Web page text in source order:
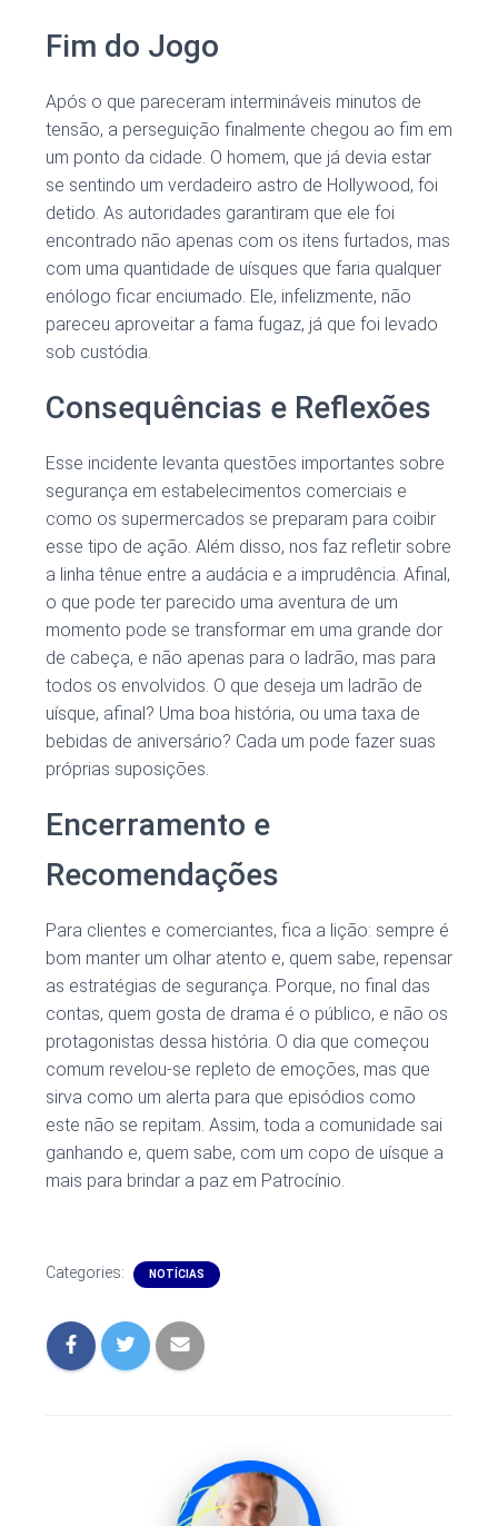
Fim do Jogo
Após o que pareceram intermináveis minutos de
tensão, a perseguição finalmente chegou ao fim em
um ponto da cidade. O homem, que já devia estar
se sentindo um verdadeiro astro de Hollywood, foi
detido. As autoridades garantiram que ele foi
encontrado não apenas com os itens furtados, mas
com uma quantidade de uísques que faria qualquer
enólogo ficar enciumado. Ele, infelizmente, não
pareceu aproveitar a fama fugaz, já que foi levado
sob custódia.
Consequências e Reflexões
Esse incidente levanta questões importantes sobre
segurança em estabelecimentos comerciais e
como os supermercados se preparam para coibir
esse tipo de ação. Além disso, nos faz refletir sobre
a linha tênue entre a audácia e a imprudência. Afinal,
o que pode ter parecido uma aventura de um
momento pode se transformar em uma grande dor
de cabeça, e não apenas para o ladrão, mas para
todos os envolvidos. O que deseja um ladrão de
uísque, afinal? Uma boa história, ou uma taxa de
bebidas de aniversário? Cada um pode fazer suas
próprias suposições.
Encerramento e
Recomendações
Para clientes e comerciantes, fica a lição: sempre é
bom manter um olhar atento e, quem sabe, repensar
as estratégias de segurança. Porque, no final das
contas, quem gosta de drama é o público, e não os
protagonistas dessa história. O dia que começou
comum revelou-se repleto de emoções, mas que
sirva como um alerta para que episódios como
este não se repitam. Assim, toda a comunidade sai
ganhando e, quem sabe, com um copo de uísque a
mais para brindar a paz em Patrocínio.
Categories: NOTÍCIAS